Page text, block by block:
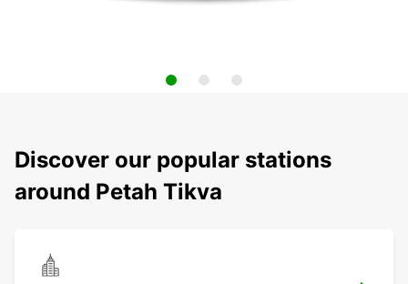
Discover our popular stations
around Petah Tikva